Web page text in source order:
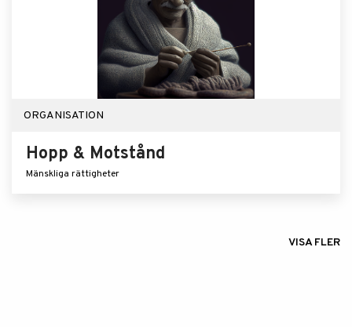
ORGANISATION
Hopp & Motstånd
Mänskliga rättigheter
VISA FLER